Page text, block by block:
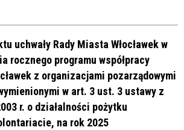
uchwały Rady Miasta Włocławek w
rocznego programu współpracy
z organizacjami pozarządowymi
w art. 3 ust. 3 ustawy z
r. o działalności pożytku
na rok 2025